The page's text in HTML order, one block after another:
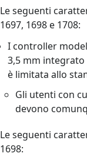
Le seguenti
1697, 1698 e 1708:
I controller
3,5 mm
è limitata allo
Gli utenti con
devono
Le seguenti
1698: